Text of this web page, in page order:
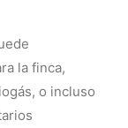
la finca,
o incluso